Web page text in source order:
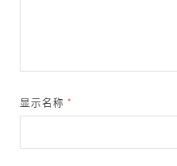
显示名称 *